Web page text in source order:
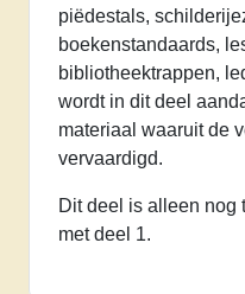
piëdestals,
boekenstandaards,
bibliotheektrappen,
wordt in dit deel
materiaal waaruit de
vervaardigd.
Dit deel is alleen nog
met deel 1.